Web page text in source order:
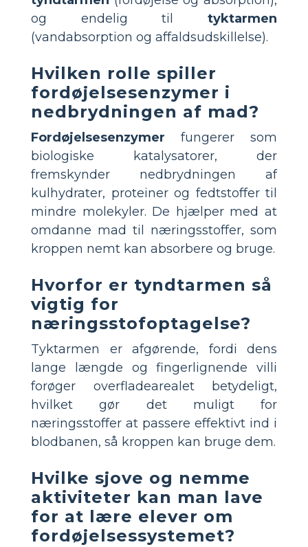
og endelig til tyktarmen
(vandabsorption og affaldsudskillelse).
Hvilken rolle spiller
fordøjelsesenzymer i
nedbrydningen af mad?
Fordøjelsesenzymer fungerer som
biologiske katalysatorer, der
fremskynder nedbrydningen af
kulhydrater, proteiner og fedtstoffer til
mindre molekyler. De hjælper med at
omdanne mad til næringsstoffer, som
kroppen nemt kan absorbere og bruge.
Hvorfor er tyndtarmen så
vigtig for
næringsstofoptagelse?
Tyktarmen er afgørende, fordi dens
lange længde og fingerlignende villi
forøger overfladearealet betydeligt,
hvilket gør det muligt for
næringsstoffer at passere effektivt ind i
blodbanen, så kroppen kan bruge dem.
Hvilke sjove og nemme
aktiviteter kan man lave
for at lære elever om
fordøjelsessystemet?